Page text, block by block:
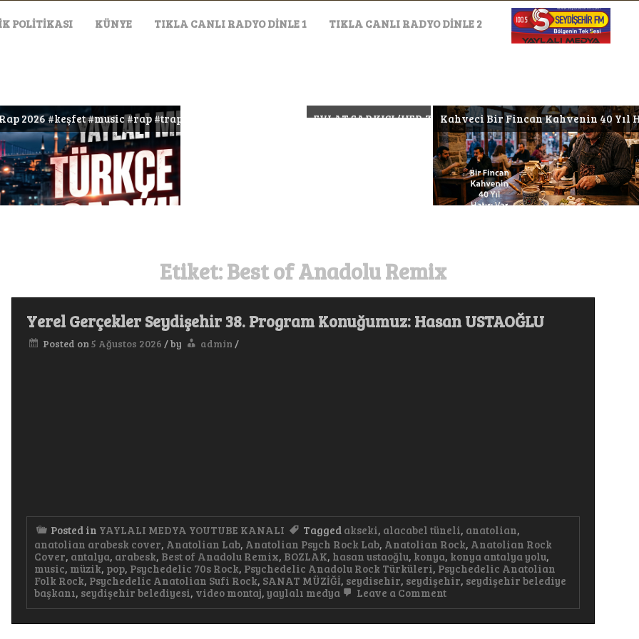
POLITIKASI KÜNYE TIKLA CANLI RADYO DİNLE 1 TIKLA CANLI RADYO DİNLE 2
#rap #trap #müzik EVLAT ŞARKISI (HER ZAMAN BAŞKADIR) #keşfet #müzik #arabeskrap #music
Kahveci Bir Fincan Kahvenin 40 Yıl Hatırı Var #keşfet
Etiket:Best of Anadolu Remix
Yerel Gerçekler Seydişehir 38. Program Konuğumuz: Hasan USTAOĞLU
Posted on 5 Ağustos 2026 /by admin /
Posted in YAYLALI MEDYA YOUTUBE KANALI Tagged akseki, alacabel tüneli, anatolian,
anatolian arabesk cover, Anatolian Lab, Anatolian Psych Rock Lab, Anatolian Rock, Anatolian Rock
Cover, antalya, arabesk, Best of Anadolu Remix, BOZLAK, hasan ustaoğlu, konya, konya antalya yolu,
music, müzik, pop, Psychedelic 70s Rock, Psychedelic Anadolu Rock Türküleri, Psychedelic Anatolian
Folk Rock, Psychedelic Anatolian Sufi Rock, SANAT MÜZİĞİ, seydisehir, seydişehir, seydişehir belediye
başkanı, seydişehir belediyesi, video montaj, yaylalı medya Leave a Commenton
Seydişehir